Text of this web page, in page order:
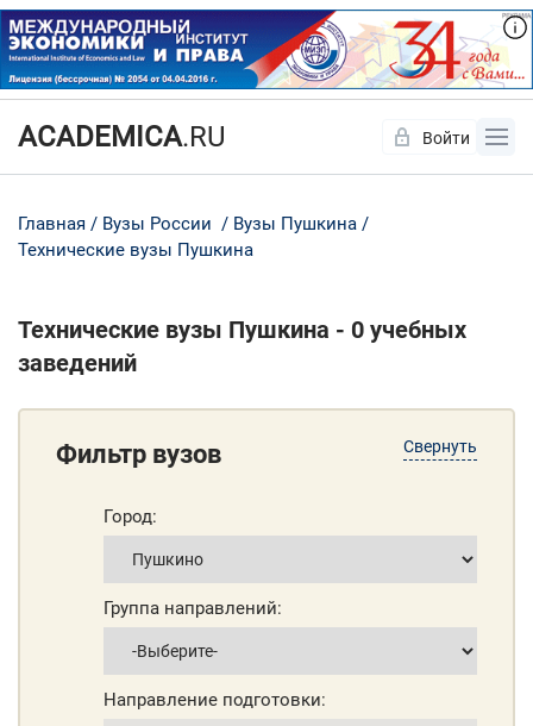
ACADEMICA.RU Войти
Главная Вузы России
Вузы Пушкина
Технические вузы Пушкина
Технические вузы Пушкина - 0 учебных
заведений
Свернуть
Фильтр вузов
Город:
Группа направлений:
Направление подготовки:
Да Нет